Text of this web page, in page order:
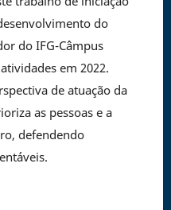
do
do IFG-Câmpus
em 2022.
de atuação da
as pessoas e a
defendendo